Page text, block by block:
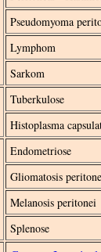
Pseudomyoma
Lymphom
Sarkom
Tuberkulose
Histoplasma
Endometriose
Gliomatosis
Melanosis peritonei
Splenose